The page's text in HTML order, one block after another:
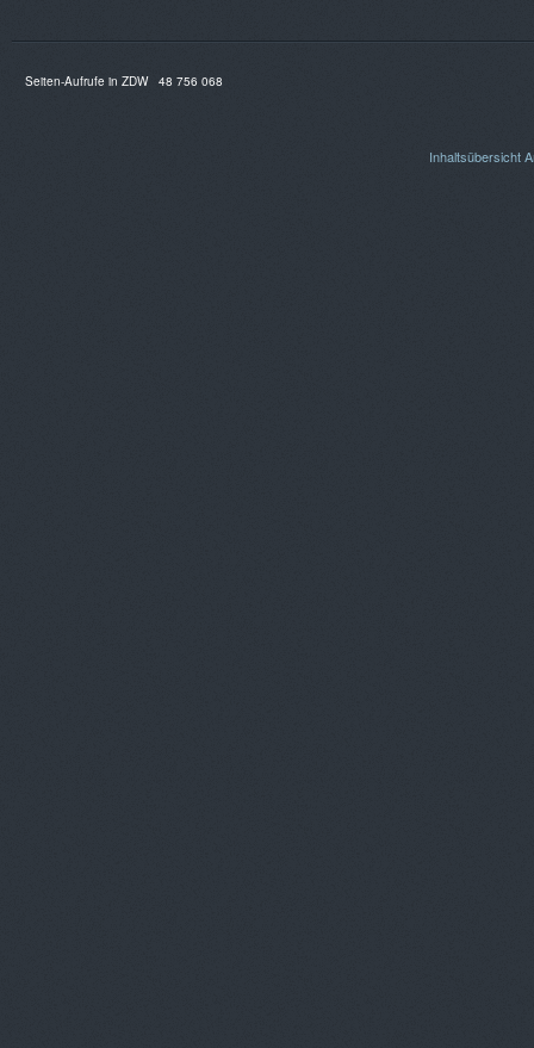
Seiten-Aufrufe in ZDW 48 756 068
Inhaltsübersicht